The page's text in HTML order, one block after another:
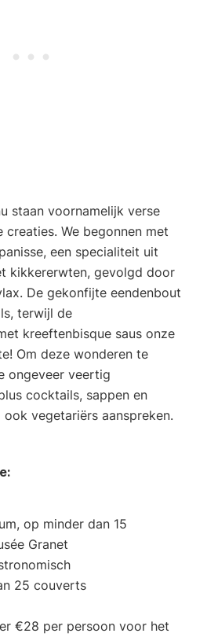
staan voornamelijk verse
We begonnen met
een specialiteit uit
kikkererwten, gevolgd door
De gekonfijte eendenbout
terwijl de
kreeftenbisque saus onze
Om deze wonderen te
ongeveer veertig
cocktails, sappen en
vegetariërs aanspreken.
op minder dan 15
Granet
25 couverts
€28 per persoon voor het